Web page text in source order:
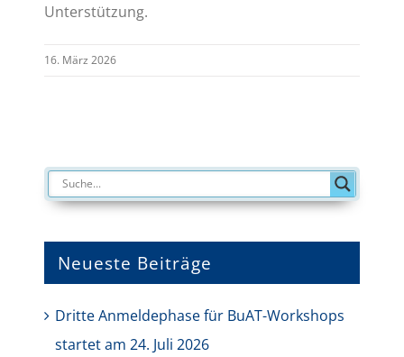
Unterstützung.
16. März 2026
Neueste Beiträge
Dritte Anmeldephase für BuAT-Workshops
startet am 24. Juli 2026